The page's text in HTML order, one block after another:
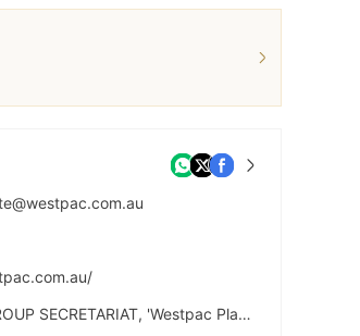
C/- WESTPAC GROUP SECRETARIAT, 'Westpac Place' Level 18, 275 Kent Street SYDNEY NSW 2000